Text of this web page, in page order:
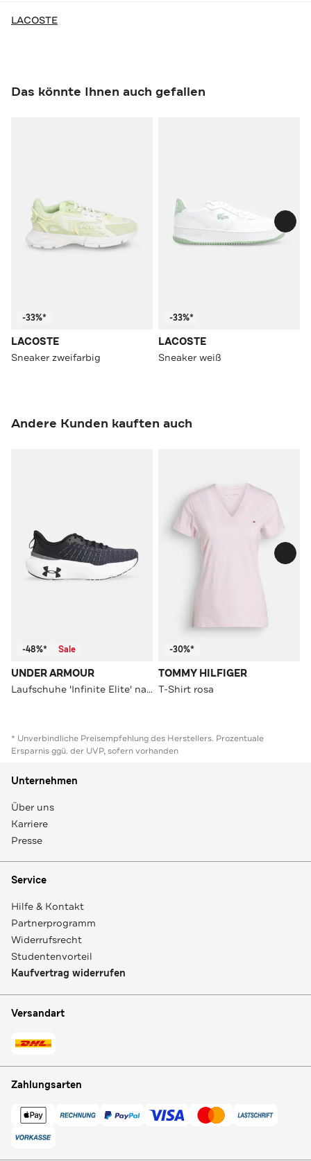
LACOSTE
Das könnte Ihnen auch gefallen
-33%*
LACOSTE
Sneaker zweifarbig
-33%*
LACOSTE
Sneaker weiß
Andere Kunden kauften auch
-48%* Sale
UNDER ARMOUR
Laufschuhe 'Infinite Elite' nachtblau
-30%*
TOMMY HILFIGER
T-Shirt rosa
* Unverbindliche Preisempfehlung des Herstellers. Prozentuale
Ersparnis ggü. der UVP, sofern vorhanden
Unternehmen
Über uns
Karriere
Presse
Service
Hilfe & Kontakt
Partnerprogramm
Widerrufsrecht
Studentenvorteil
Kaufvertrag widerrufen
Versandart
Zahlungsarten